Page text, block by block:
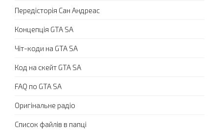
Передісторія Сан Андреас
Концепція GTA SA
Чіт-коди на GTA SA
Код на скейт GTA SA
FAQ по GTA SA
Оригінальне радіо
Список файлів в папці